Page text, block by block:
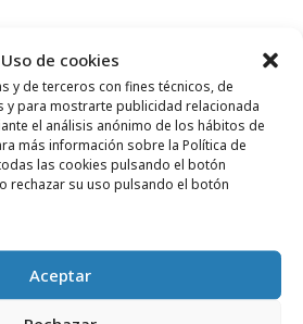
Uso de cookies
y de terceros con fines técnicos, de
y para mostrarte publicidad relacionada
el análisis anónimo de los hábitos de
más información sobre la Política de
las cookies pulsando el botón
rechazar su uso pulsando el botón
Aceptar